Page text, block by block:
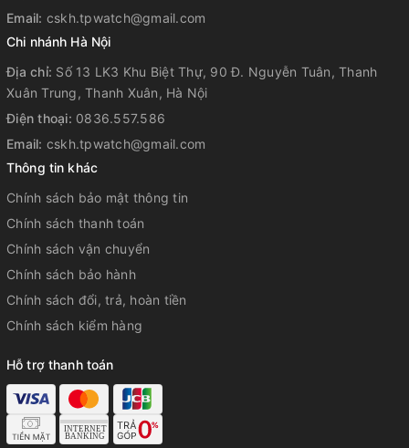
Email: cskh.tpwatch@gmail.com
Chi nhánh Hà Nội
Địa chỉ: Số 13 LK3 Khu Biệt Thự, 90 Đ. Nguyễn Tuân, Thanh
Xuân Trung, Thanh Xuân, Hà Nội
Điện thoại: 0836.557.586
Email: cskh.tpwatch@gmail.com
Thông tin khác
Chính sách bảo mật thông tin
Chính sách thanh toán
Chính sách vận chuyển
Chính sách bảo hành
Chính sách đổi, trả, hoàn tiền
Chính sách kiểm hàng
Hỗ trợ thanh toán